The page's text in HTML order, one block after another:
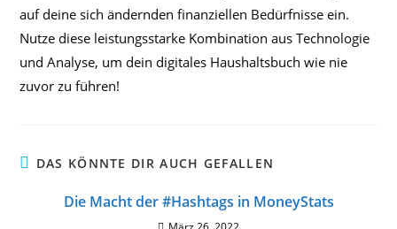
auf deine sich ändernden finanziellen Bedürfnisse ein.
Nutze diese leistungsstarke Kombination aus Technologie
und Analyse, um dein digitales Haushaltsbuch wie nie
zuvor zu führen!
DAS KÖNNTE DIR AUCH GEFALLEN
Die Macht der #Hashtags in MoneyStats